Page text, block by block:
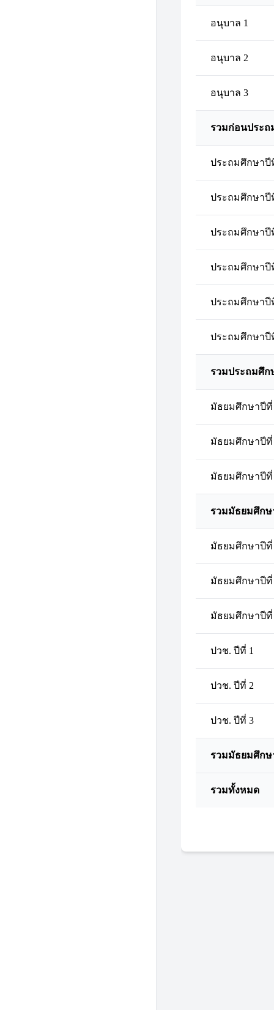
อนุบาล 1
อนุบาล 2
อนุบาล 3
รวมก่อนประถ
ประถมศึกษาปี
ประถมศึกษาปี
ประถมศึกษาปี
ประถมศึกษาปี
ประถมศึกษาปี
ประถมศึกษาปี
รวมประถมศึก
มัธยมศึกษาปีที่
มัธยมศึกษาปีที่
มัธยมศึกษาปีที่
รวมมัธยมศึก
มัธยมศึกษาปีที่
มัธยมศึกษาปีที่
มัธยมศึกษาปีที่
ปวช. ปีที่ 1
ปวช. ปีที่ 2
ปวช. ปีที่ 3
รวมมัธยมศึกษ
รวมทั้งหมด